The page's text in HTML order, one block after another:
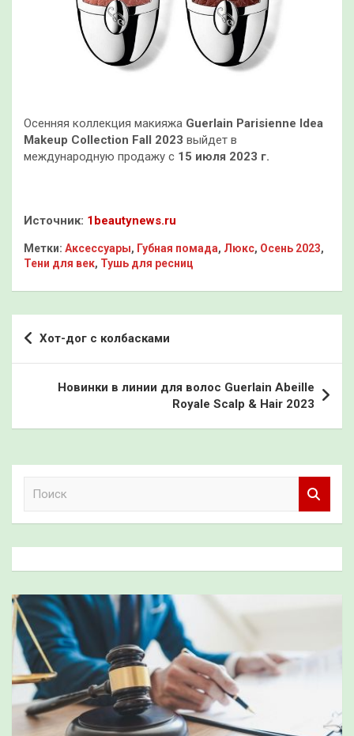
Осенняя коллекция макияжа Guerlain Parisienne Idea
Makeup Collection Fall 2023 выйдет в
международную продажу с 15 июля 2023 г.
Источник: 1beautynews.ru
Метки: Аксессуары, Губная помада, Люкс, Осень 2023,
Тени для век, Тушь для ресниц
Навигация
по
записям
Хот-дог с колбасками
Новинки в линии для волос Guerlain Abeille
Royale Scalp & Hair 2023
к